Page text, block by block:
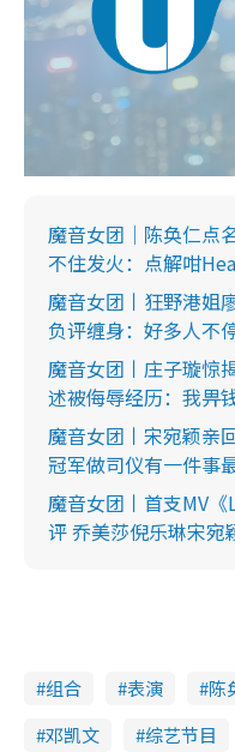
魔音女团｜陈奂仁点
不住发火：点解咁Hea
魔音女团丨狂野港姐
负评缠身：好多人不
魔音女团丨庄子璇惊
述被侮辱经历：我畀
魔音女团丨宋宛颖
冠军做司仪有一件事
魔音女团丨首支MV
评 乔美莎倪乐琳宋宛
组合 表演 陈
邓凯文
综艺节目